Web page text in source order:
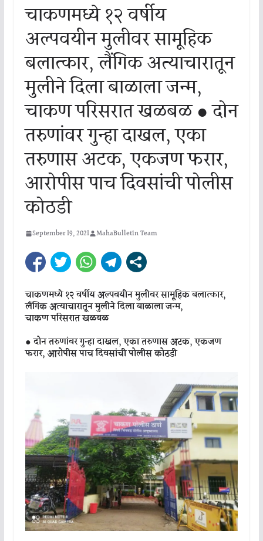
चाकणमध्ये १२ वर्षीय
अल्पवयीन मुलीवर सामूहिक
बलात्कार, लैंगिक अत्याचारातून
मुलीने दिला बाळाला जन्म,
चाकण परिसरात खळबळ ● दोन
तरुणांवर गुन्हा दाखल, एका
तरुणास अटक, एकजण फरार,
आरोपीस पाच दिवसांची पोलीस
कोठडी
September 19, 2021 MahaBulletin Team
चाकणमध्ये १२ वर्षीय अल्पवयीन मुलीवर सामूहिक बलात्कार,
लैंगिक अत्याचारातून मुलीने दिला बाळाला जन्म,
चाकण परिसरात खळबळ
● दोन तरुणांवर गुन्हा दाखल, एका तरुणास अटक, एकजण
फरार, आरोपीस पाच दिवसांची पोलीस कोठडी